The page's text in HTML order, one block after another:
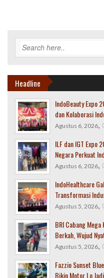
Headline
IndoBeauty Expo
dan Kolaborasi
Agustus 6, 2026,
ILF dan IGT Expo
Negara Perkuat
Agustus 6, 2026,
IndoHealthcare
Transformasi
Agustus 5, 2026,
BRI Cabang
Berkah, Wujud
Agustus 5, 2026,
Fazzio Sunset
Bikin Motor Lo